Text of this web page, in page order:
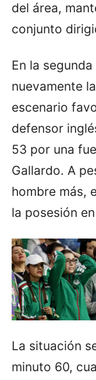
del área,
conjunto
En la
nuevamente
escenario
defensor
53 por una
Gallardo. A
hombre más,
la posesión
La situación
minuto 60,